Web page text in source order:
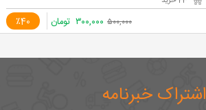
٪40 ۵۰۰,۰۰۰ ۳۰۰,۰۰۰ تومان
اشتراک خبرنامه